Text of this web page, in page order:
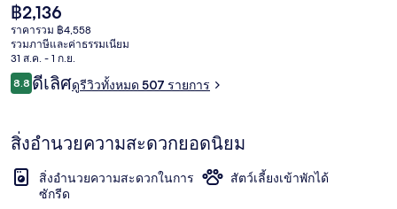
ราคา
ปัจจุบัน
฿2,136
฿2,136
ราคารวม ฿4,558
รวมภาษีและค่าธรรมเนียม
31 ส.ค. - 1 ก.ย.
รีวิว
8.88.8 จาก 10
ดีเลิศดูรีวิวทั้งหมด 507 รายการ
สิ่งอำนวยความสะดวกยอดนิยม
สิ่งอำนวยความสะดวกในการ
ซักรีด
สัตว์เลี้ยงเข้าพักได้